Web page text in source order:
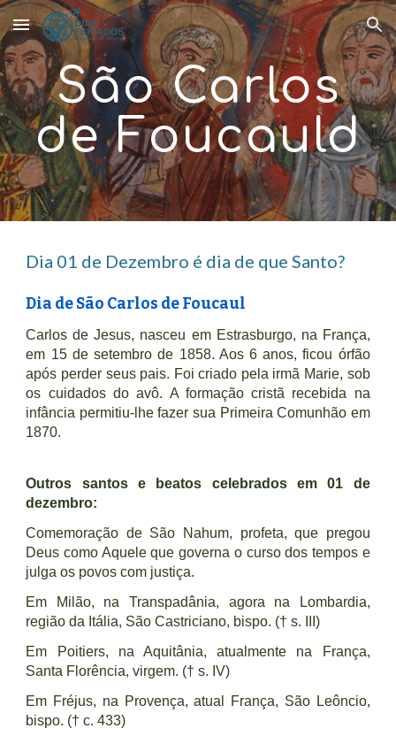
Skip to main content Skip to navigation
São Carlos
de Foucauld
Dia 01 de Dezembro é dia de que Santo?
Dia de São Carlos de Foucaul
Carlos de Jesus, nasceu em Estrasburgo, na França,
em 15 de setembro de 1858. Aos 6 anos, ficou órfão
após perder seus pais. Foi criado pela irmã Marie, sob
os cuidados do avô. A formação cristã recebida na
infância permitiu-lhe fazer sua Primeira Comunhão em
1870.
Outros santos e beatos celebrados em 01 de
dezembro:
Comemoração de São Nahum, profeta, que pregou
Deus como Aquele que governa o curso dos tempos e
julga os povos com justiça.
Em Milão, na Transpadânia, agora na Lombardia,
região da Itália, São Castriciano, bispo. († s. III)
Em Poitiers, na Aquitânia, atualmente na França,
Santa Florência, virgem. († s. IV)
Em Fréjus, na Provença, atual França, São Leôncio,
bispo. († c. 433)